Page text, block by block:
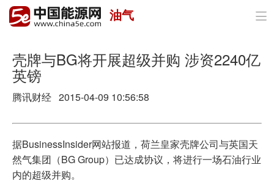
首页
政策与经济
电力
新能源
油气 
壳牌与BG将开展超级并购 涉资2240亿
英镑
腾讯财经 2015-04-09 10:56:58
据BusinessInsider网站报道，荷兰皇家壳牌公司与英国天
然气集团（BG Group）已达成协议，将进行一场石油行业
内的超级并购。